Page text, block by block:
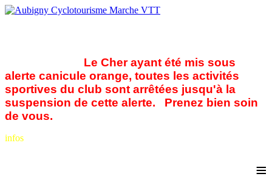
Le Cher ayant été mis sous
alerte canicule orange, toutes les activités
sportives du club sont arrêtées jusqu'à la
suspension de cette alerte. Prenez bien soin
de vous.
infos
≡